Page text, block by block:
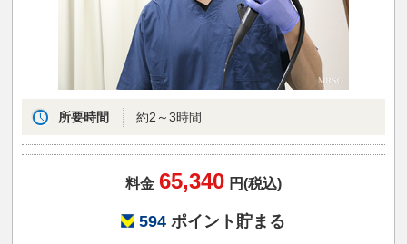
所要時間 約2～3時間
料金 65,340 円(税込)
594 ポイント貯まる